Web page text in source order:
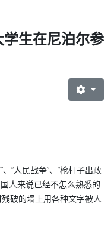
生在尼泊尔参
“人民战争”、“枪杆子出政
人来说已经不怎么熟悉的
破的墙上用各种文字被人